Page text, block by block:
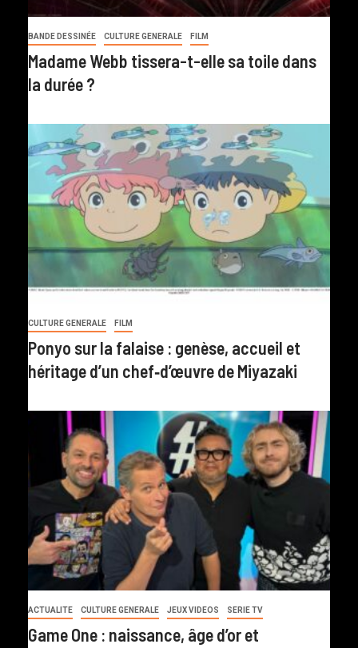
BANDE DESSINÉE CULTURE GENERALE FILM
Madame Webb tissera-t-elle sa toile dans
la durée ?
CULTURE GENERALE FILM
Ponyo sur la falaise : genèse, accueil et
héritage d’un chef‑d’œuvre de Miyazaki
ACTUALITE CULTURE GENERALE JEUX VIDEOS SERIE TV
Game One : naissance, âge d’or et